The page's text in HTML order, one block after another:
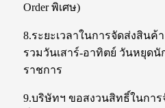
Order พิเศษ)
8.ระยะเวลาในการจัดส่งสินค้
รวมวันเสาร์-อาทิตย์ วันหยุด
ราชการ
9.บริษัทฯ ขอสงวนสิทธิ์ในการ